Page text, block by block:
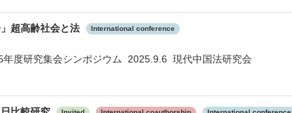
超高齢社会と法 International conference
年度研究集会シンポジウム 2025.9.6 現代中国法研究会